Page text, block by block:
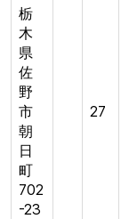
栃
木
県
佐
野
市
朝
日
町
702
-23
27